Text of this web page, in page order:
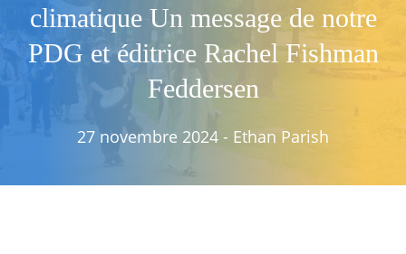
climatique Un message de notre
PDG et éditrice Rachel Fishman
Feddersen
27 novembre 2024 - Ethan Parish